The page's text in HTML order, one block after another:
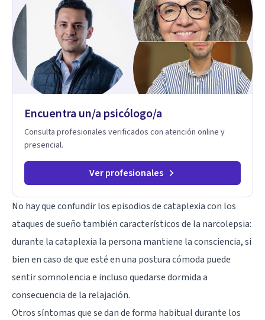
eres. Mi misión es ayudarte a ordenar tu mundo interior, sanar
lo que aún pesa, fortalecer tu autoestima, transformar la
relación contigo misma y con quienes amas, y enseñarte
herramientas prácticas para navegar la vida familiar con amor,
límites sanos, serenidad y propósito. Trabajo desde una
mirada integral donde la mente, las emociones, la historia
familiar y la fe se encuentran para crear procesos
terapéuticos transformadores, cálidos y profundamente
en cada etapa de tu vida.
Encuentra un/a psicólogo/a
Consulta profesionales verificados con atención online y
presencial.
Ver profesionales
No hay que confundir los episodios de cataplexia con los
ataques de sueño también característicos de la narcolepsia:
durante la cataplexia la persona mantiene la consciencia, si
bien en caso de que esté en una postura cómoda puede
sentir somnolencia e incluso quedarse dormida a
consecuencia de la relajación.
Otros síntomas que se dan de forma habitual durante los